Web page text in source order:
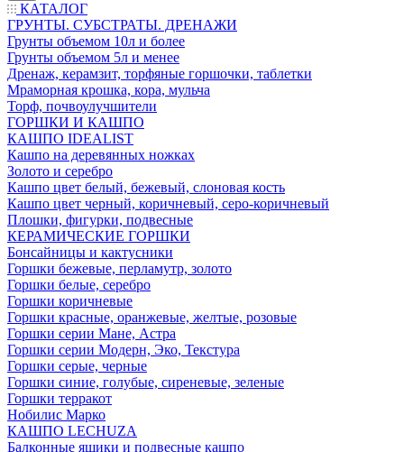
КАТАЛОГ
ГРУНТЫ. СУБСТРАТЫ. ДРЕНАЖИ
Грунты объемом 10л и более
Грунты объемом 5л и менее
Дренаж, керамзит, торфяные горшочки, таблетки
Мраморная крошка, кора, мульча
Торф, почвоулучшители
ГОРШКИ И КАШПО
КАШПО IDEALIST
Кашпо на деревянных ножках
Золото и серебро
Кашпо цвет белый, бежевый, слоновая кость
Кашпо цвет черный, коричневый, серо-коричневый
Плошки, фигурки, подвесные
КЕРАМИЧЕСКИЕ ГОРШКИ
Бонсайницы и кактусники
Горшки бежевые, перламутр, золото
Горшки белые, серебро
Горшки коричневые
Горшки красные, оранжевые, желтые, розовые
Горшки серии Мане, Астра
Горшки серии Модерн, Эко, Текстура
Горшки серые, черные
Горшки синие, голубые, сиреневые, зеленые
Горшки терракот
Нобилис Марко
КАШПО LECHUZA
Балконные ящики и подвесные кашпо